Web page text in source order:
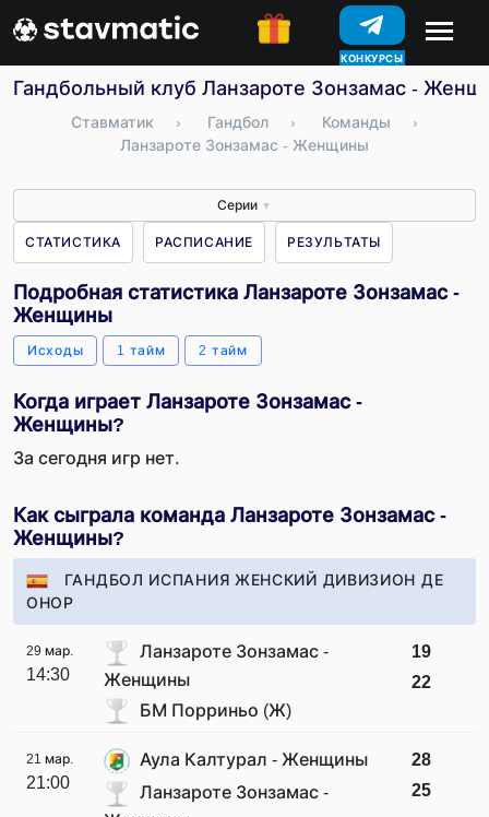
КОНКУРСЫ
Гандбольный клуб Ланзароте Зонзамас -
Ставматик › Гандбол › Команды
›
Ланзароте Зонзамас - Женщины
Серии ▼
СТАТИСТИКА РАСПИСАНИЕ РЕЗУЛЬТАТЫ
Подробная статистика Ланзароте Зонзамас -
Женщины
Исходы 1 тайм 2 тайм
Когда играет Ланзароте Зонзамас -
Женщины?
За сегодня игр нет.
Как сыграла команда Ланзароте Зонзамас -
Женщины?
ГАНДБОЛ ИСПАНИЯ ЖЕНСКИЙ ДИВИЗИОН ДЕ
ОНОР
29 мар.
14:30
Ланзароте Зонзамас -
Женщины
БМ Порриньо (Ж)
19
22
21 мар.
21:00
Аула Калтурал - Женщины
Ланзароте Зонзамас -
28
25